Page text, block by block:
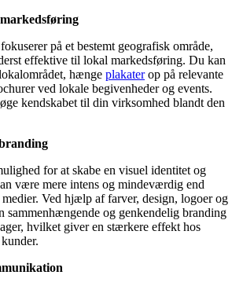
på et bestemt geografisk område,
effektive til lokal markedsføring. Du kan
hænge plakaterop på relevante
ved lokale begivenheder og events.
kendskabet til din virksomhed blandt den
for at skabe en visuel identitet og
være mere intens og mindeværdig end
Ved hjælp af farver, design, logoer og
sammenhængende og genkendelig branding
hvilket giver en stærkere effekt hos